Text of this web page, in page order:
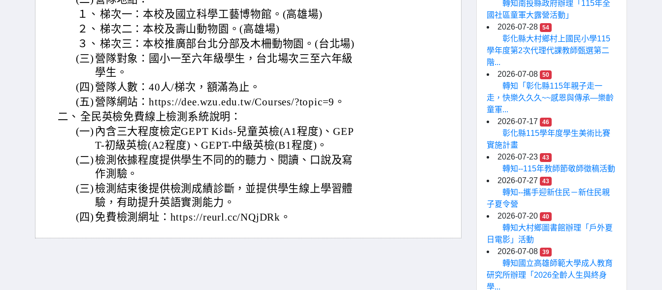
１、 梯次一：本校及國立科學工藝博物館。(高雄場)
２、 梯次二：本校及壽山動物園。(高雄場)
３、 梯次三：本校推廣部台北分部及木柵動物園。(台北場)
(三) 營隊對象：國小一至六年級學生，台北場次三至六年級
學生。
(四) 營隊人數：40人/梯次，額滿為止。
(五) 營隊網站：https://dee.wzu.edu.tw/Courses/?topic=9。
二、 全民英檢免費線上檢測系統說明：
(一) 內含三大程度檢定GEPT Kids-兒童英檢(A1程度)、GEP
T-初級英檢(A2程度)、GEPT-中級英檢(B1程度)。
(二) 檢測依據程度提供學生不同的的聽力、閱讀、口說及寫
作測驗。
(三) 檢測結束後提供檢測成績診斷，並提供學生線上學習體
驗，有助提升英語實測能力。
(四) 免費檢測網址：https://reurl.cc/NQjDRk。
轉知南投縣政府辦理「115年全
國社區童軍大露營活動」
2026-07-28
54
彰化縣大村鄉村上國民小學115
學年度第2次代理代課教師甄選第二
階...
2026-07-08
50
轉知「彰化縣115年親子走一
走，快樂久久久~~感恩與傳承—樂齡
童軍...
2026-07-17
46
彰化縣115學年度學生美術比賽
實施計畫
2026-07-23
43
轉知--115年教師節敬師徵稿活動
2026-07-27
43
轉知--攜手迎新住民－新住民親
子夏令營
2026-07-20
40
轉知大村鄉圖書館辦理「戶外夏
日電影」活動
2026-07-08
39
轉知國立高雄師範大學成人教育
研究所辦理「2026全齡人生與終身
學...